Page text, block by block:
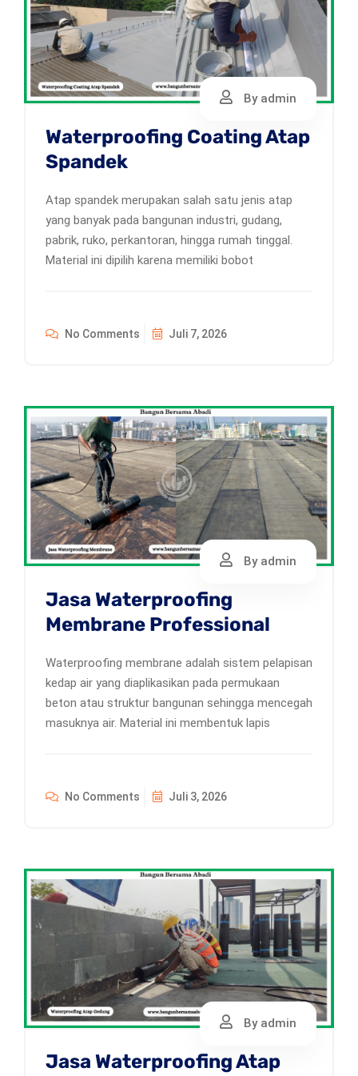
By admin
Waterproofing Coating Atap
Spandek
Atap spandek merupakan salah satu jenis atap
yang banyak pada bangunan industri, gudang,
pabrik, ruko, perkantoran, hingga rumah tinggal.
Material ini dipilih karena memiliki bobot
No Comments Juli 7, 2026
By admin
Jasa Waterproofing
Membrane Professional
Waterproofing membrane adalah sistem pelapisan
kedap air yang diaplikasikan pada permukaan
beton atau struktur bangunan sehingga mencegah
masuknya air. Material ini membentuk lapis
No Comments Juli 3, 2026
By admin
Jasa Waterproofing Atap